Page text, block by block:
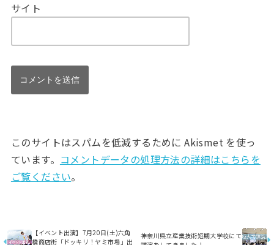
サイト
このサイトはスパムを低減するために Akismet を使っ
ています。 コメントデータの処理方法の詳細はこちらを
ご覧ください。
【イベント出演】7月20日(土)六角
橋商店街「ドッキリ！ヤミ市場」出
神奈川県立産業技術短期大学校にて